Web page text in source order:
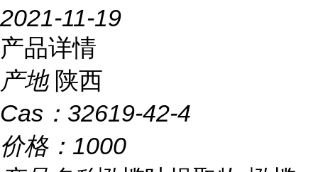
2021-11-19
产品详情
产地 陕西
Cas： 32619-42-4
价格： 1000